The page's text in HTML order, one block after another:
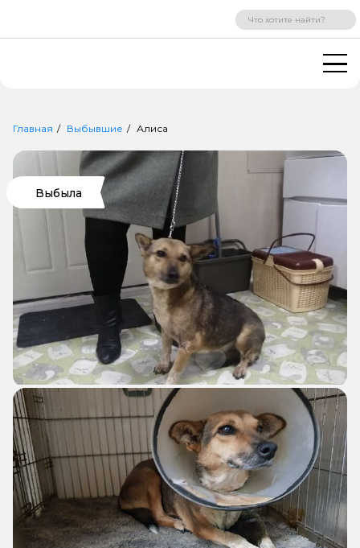
ВХОД РЕГИСТРАЦИЯ
Главная Выбывшие Алиса
Выбыла